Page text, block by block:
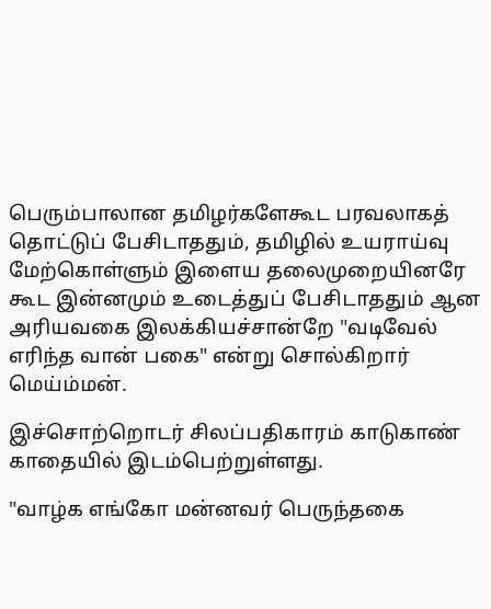
பெரும்பாலான தமிழர்களேகூட பரவலாகத்
தொட்டுப் பேசிடாததும், தமிழில் உயராய்வு
மேற்கொள்ளும் இளைய தலைமுறையினரே
கூட இன்னமும் உடைத்துப் பேசிடாததும் ஆன
அரியவகை இலக்கியச்சான்றே "வடிவேல்
எரிந்த வான் பகை" என்று சொல்கிறார்
மெய்ம்மன்.
இச்சொற்றொடர் சிலப்பதிகாரம் காடுகாண்
காதையில் இடம்பெற்றுள்ளது.
"வாழ்க எங்கோ மன்னவர் பெருந்தகை